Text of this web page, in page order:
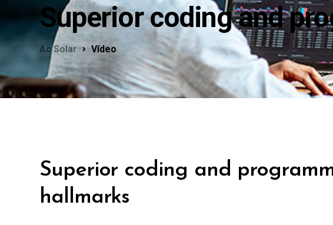
Superior coding and
Ac Solar Vídeo
Superior coding and
hallmarks